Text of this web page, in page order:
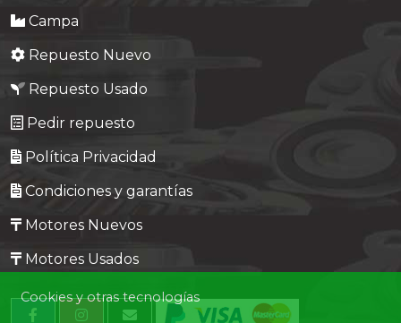
Campa
Repuesto Nuevo
Repuesto Usado
Pedir repuesto
Política Privacidad
Condiciones y garantías
Motores Nuevos
Motores Usados
Cookies y otras tecnologías